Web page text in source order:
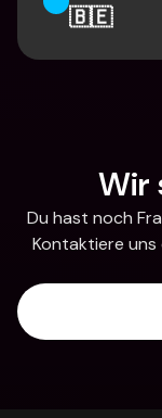
🇧🇪
Wir
Du hast noch
Kontaktiere uns